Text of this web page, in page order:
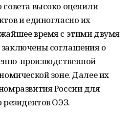
высоко оценили
и единогласно их
время с этими двумя
соглашения о
производственной
зоне. Далее их
России для
ОЭЗ.